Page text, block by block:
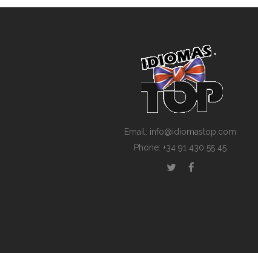
Email: info@idiomastop.com
Phone: +34 91 430 55 45